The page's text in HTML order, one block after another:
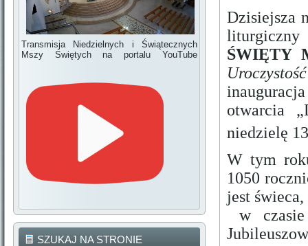
Transmisja Niedzielnych i Świątecznych
Mszy Świętych na portalu YouTube
SZUKAJ NA STRONIE
Dzisiejsza
liturgiczny
ŚWIĘTY
otwarcia
niedzielę
W tym
1050
jest
w czasie